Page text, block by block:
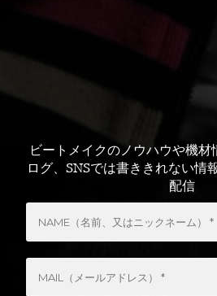
ビートメイクのノウハウや機
ログ、SNSでは書ききれない情
配信